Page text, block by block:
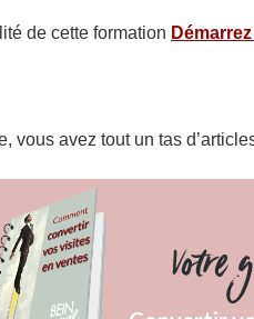
de cette formation
vous avez tout un tas